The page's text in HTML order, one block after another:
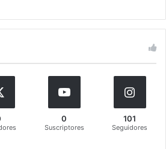
0
Suscriptores
101
Seguidores